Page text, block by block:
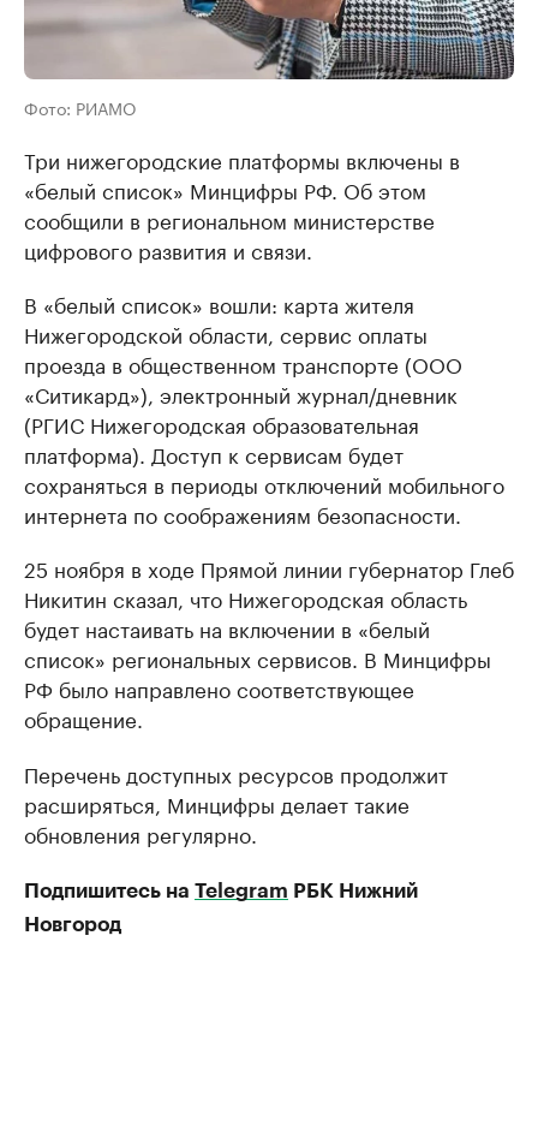
Фото: РИАМО
Три нижегородские платформы включены в
«белый список» Минцифры РФ. Об этом
сообщили в региональном министерстве
цифрового развития и связи.
В «белый список» вошли: карта жителя
Нижегородской области, сервис оплаты
проезда в общественном транспорте (ООО
«Ситикард»), электронный журнал/дневник
(РГИС Нижегородская образовательная
платформа). Доступ к сервисам будет
сохраняться в периоды отключений мобильного
интернета по соображениям безопасности.
25 ноября в ходе Прямой линии губернатор Глеб
Никитин сказал, что Нижегородская область
будет настаивать на включении в «белый
список» региональных сервисов. В Минцифры
РФ было направлено соответствующее
обращение.
Перечень доступных ресурсов продолжит
расширяться, Минцифры делает такие
обновления регулярно.
Подпишитесь на Telegram РБК Нижний
Новгород